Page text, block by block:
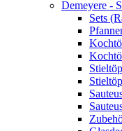
Demeyere -
Sets